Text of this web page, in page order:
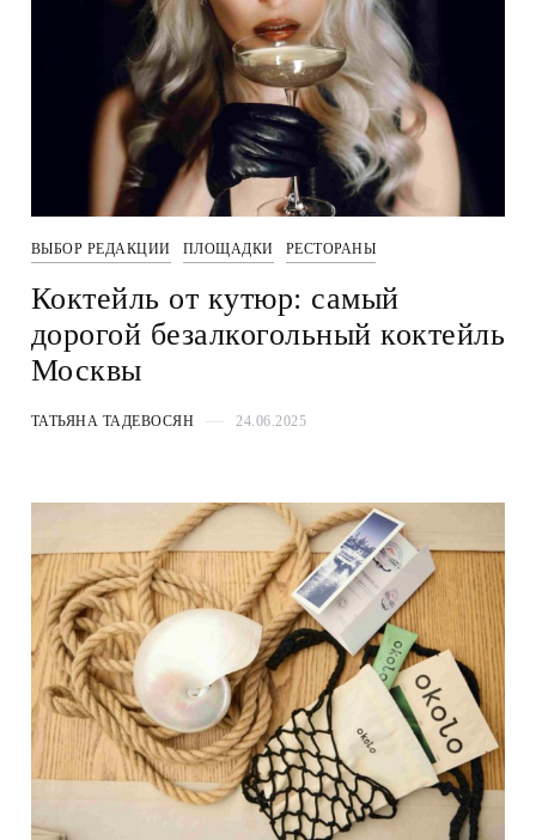
ВЫБОР РЕДАКЦИИ ПЛОЩАДКИ РЕСТОРАНЫ
Коктейль от кутюр: самый
дорогой безалкогольный коктейль
Москвы
ТАТЬЯНА ТАДЕВОСЯН 24.06.2025